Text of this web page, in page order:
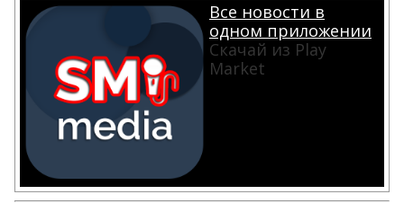
Все новости в
одном приложении
Скачай из Play
Market